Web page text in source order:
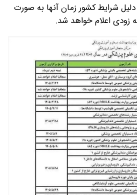
شرایط کشور زمان آنها به صورت
اعلام خواهد شد.